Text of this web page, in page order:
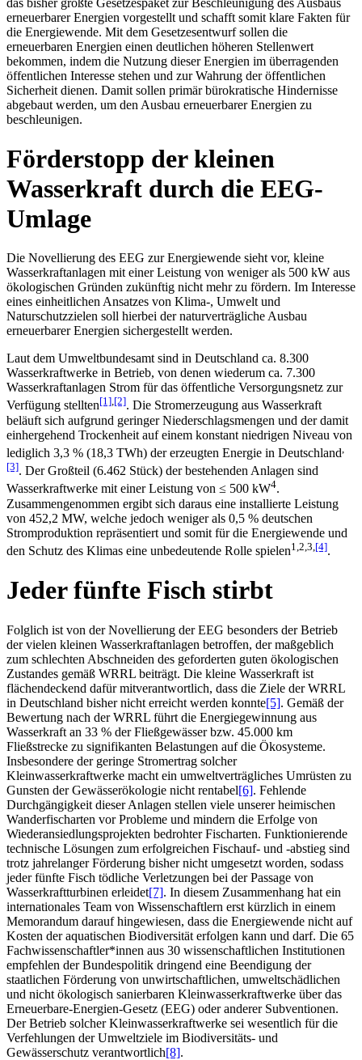
erneuerbarer Energien vorgestellt und schafft somit klare Fakten für
die Energiewende. Mit dem Gesetzesentwurf sollen die
erneuerbaren Energien einen deutlichen höheren Stellenwert
bekommen, indem die Nutzung dieser Energien im überragenden
öffentlichen Interesse stehen und zur Wahrung der öffentlichen
Sicherheit dienen. Damit sollen primär bürokratische Hindernisse
abgebaut werden, um den Ausbau erneuerbarer Energien zu
beschleunigen.
Förderstopp der kleinen
Wasserkraft durch die EEG-
Umlage
Die Novellierung des EEG zur Energiewende sieht vor, kleine
Wasserkraftanlagen mit einer Leistung von weniger als 500 kW aus
ökologischen Gründen zukünftig nicht mehr zu fördern. Im Interesse
eines einheitlichen Ansatzes von Klima-, Umwelt und
Naturschutzzielen soll hierbei der naturverträgliche Ausbau
erneuerbarer Energien sichergestellt werden.
Laut dem Umweltbundesamt sind in Deutschland ca. 8.300
Wasserkraftwerke in Betrieb, von denen wiederum ca. 7.300
Wasserkraftanlagen Strom für das öffentliche Versorgungsnetz zur
Verfügung stellten[1],[2]. Die Stromerzeugung aus Wasserkraft
beläuft sich aufgrund geringer Niederschlagsmengen und der damit
einhergehend Trockenheit auf einem konstant niedrigen Niveau von
lediglich 3,3 % (18,3 TWh) der erzeugten Energie in Deutschland
[3]. Der Großteil (6.462 Stück) der bestehenden Anlagen sind
Wasserkraftwerke mit einer Leistung von ≤ 500 kW4.
Zusammengenommen ergibt sich daraus eine installierte Leistung
von 452,2 MW, welche jedoch weniger als 0,5 % deutschen
Stromproduktion repräsentiert und somit für die Energiewende und
den Schutz des Klimas eine unbedeutende Rolle spielen1,2,3, [4].
Jeder fünfte Fisch stirbt
Folglich ist von der Novellierung der EEG besonders der Betrieb
der vielen kleinen Wasserkraftanlagen betroffen, der maßgeblich
zum schlechten Abschneiden des geforderten guten ökologischen
Zustandes gemäß WRRL beiträgt. Die kleine Wasserkraft ist
flächendeckend dafür mitverantwortlich, dass die Ziele der WRRL
in Deutschland bisher nicht erreicht werden konnte[5]. Gemäß der
Bewertung nach der WRRL führt die Energiegewinnung aus
Wasserkraft an 33 % der Fließgewässer bzw. 45.000 km
Fließstrecke zu signifikanten Belastungen auf die Ökosysteme.
Insbesondere der geringe Stromertrag solcher
Kleinwasserkraftwerke macht ein umweltverträgliches Umrüsten zu
Gunsten der Gewässerökologie nicht rentabel[6]. Fehlende
Durchgängigkeit dieser Anlagen stellen viele unserer heimischen
Wanderfischarten vor Probleme und mindern die Erfolge von
Wiederansiedlungsprojekten bedrohter Fischarten. Funktionierende
technische Lösungen zum erfolgreichen Fischauf- und -abstieg sind
trotz jahrelanger Förderung bisher nicht umgesetzt worden, sodass
jeder fünfte Fisch tödliche Verletzungen bei der Passage von
Wasserkraftturbinen erleidet[7]. In diesem Zusammenhang hat ein
internationales Team von Wissenschaftlern erst kürzlich in einem
Memorandum darauf hingewiesen, dass die Energiewende nicht auf
Kosten der aquatischen Biodiversität erfolgen kann und darf. Die 65
Fachwissenschaftler*innen aus 30 wissenschaftlichen Institutionen
empfehlen der Bundespolitik dringend eine Beendigung der
staatlichen Förderung von unwirtschaftlichen, umweltschädlichen
und nicht ökologisch sanierbaren Kleinwasserkraftwerke über das
Erneuerbare-Energien-Gesetz (EEG) oder anderer Subventionen.
Der Betrieb solcher Kleinwasserkraftwerke sei wesentlich für die
Verfehlungen der Umweltziele im Biodiversitäts- und
Gewässerschutz verantwortlich[8].